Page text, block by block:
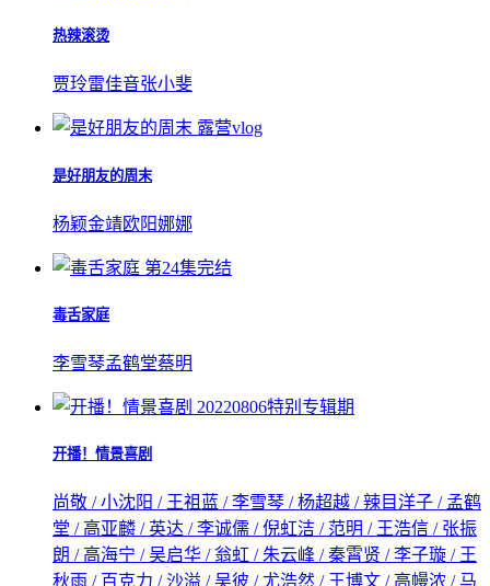
热辣滚烫
贾玲雷佳音张小斐
露营vlog
是好朋友的周末
杨颖金靖欧阳娜娜
第24集完结
毒舌家庭
李雪琴孟鹤堂蔡明
20220806特别专辑期
开播！情景喜剧
尚敬 / 小沈阳 / 王祖蓝 / 李雪琴 / 杨超越 / 辣目洋子 / 孟鹤
堂 / 高亚麟 / 英达 / 李诚儒 / 倪虹洁 / 范明 / 王浩信 / 张振
朗 / 高海宁 / 吴启华 / 翁虹 / 朱云峰 / 秦霄贤 / 李子璇 / 王
秋雨 / 百克力 / 沙溢 / 吴彼 / 尤浩然 / 王博文 / 高幔浓 / 马